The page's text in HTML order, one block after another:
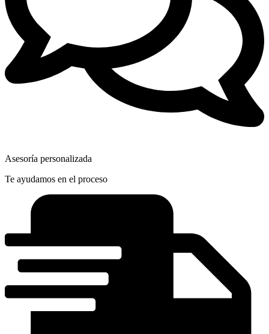
Asesoría personalizada
Te ayudamos en el proceso